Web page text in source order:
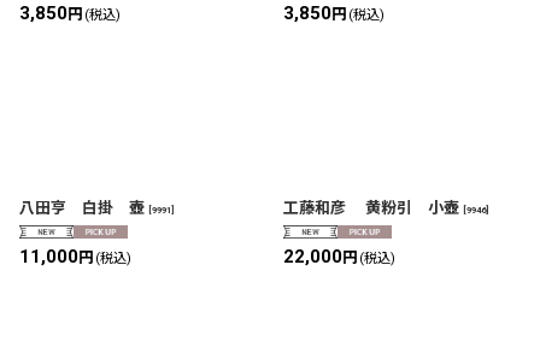
3,850円 (税込) 3,850円 (税込)
八田亨 白掛 壺 9991
11,000円 (税込)
工藤和彦 黄粉引 小壺 9946]
22,000円 (税込)